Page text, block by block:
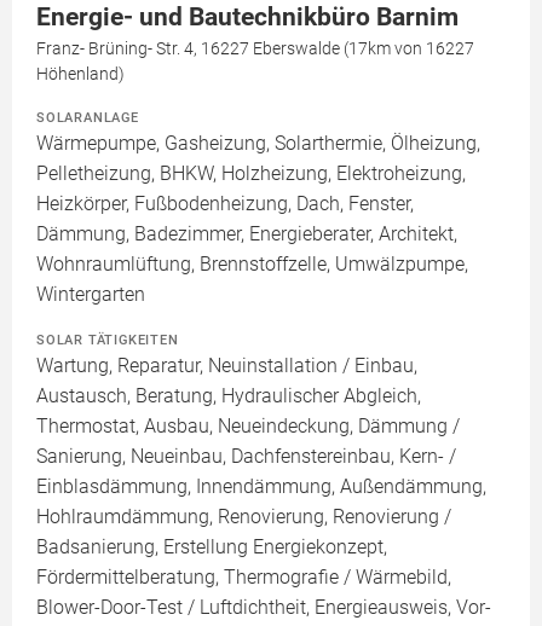
Energie- und Bautechnikbüro Barnim
Franz- Brüning- Str. 4, 16227 Eberswalde (17km von 16227
Höhenland)
SOLARANLAGE
Wärmepumpe, Gasheizung, Solarthermie, Ölheizung,
Pelletheizung, BHKW, Holzheizung, Elektroheizung,
Heizkörper, Fußbodenheizung, Dach, Fenster,
Dämmung, Badezimmer, Energieberater, Architekt,
Wohnraumlüftung, Brennstoffzelle, Umwälzpumpe,
Wintergarten
SOLAR TÄTIGKEITEN
Wartung, Reparatur, Neuinstallation / Einbau,
Austausch, Beratung, Hydraulischer Abgleich,
Thermostat, Ausbau, Neueindeckung, Dämmung /
Sanierung, Neueinbau, Dachfenstereinbau, Kern- /
Einblasdämmung, Innendämmung, Außendämmung,
Hohlraumdämmung, Renovierung, Renovierung /
Badsanierung, Erstellung Energiekonzept,
Fördermittelberatung, Thermografie / Wärmebild,
Blower-Door-Test / Luftdichtheit, Energieausweis, Vor-